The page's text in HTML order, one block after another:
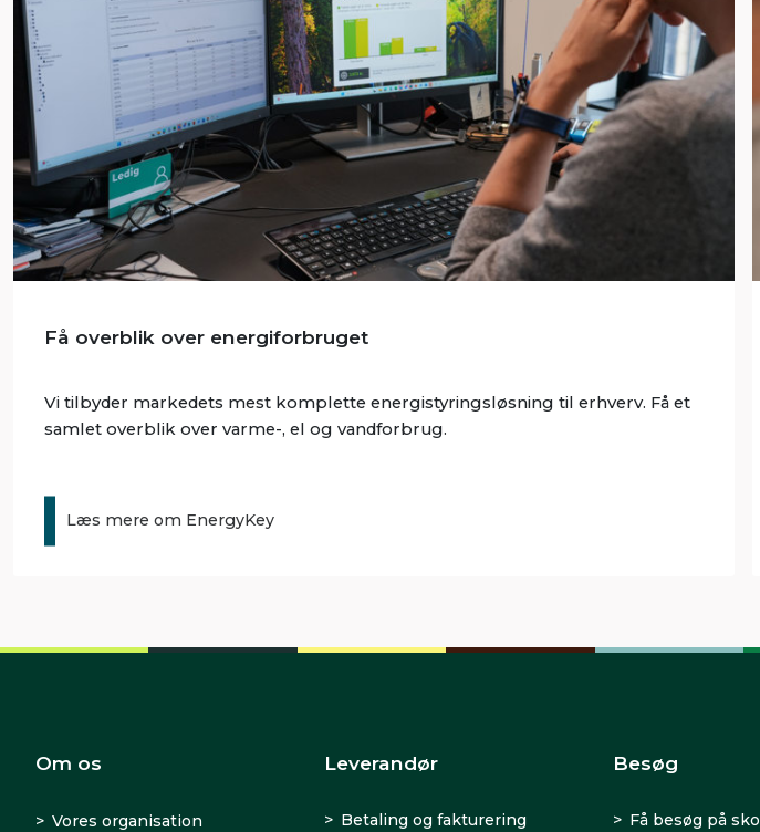
Få overblik over energiforbruget
Vi tilbyder markedets mest komplette energistyringsløsning til erhverv. Få et
samlet overblik over varme-, el og vandforbrug.
Læs mere om EnergyKey
Om os
Vores organisation
Leverandør
Betaling og fakturering
Besøg
Få besøg på